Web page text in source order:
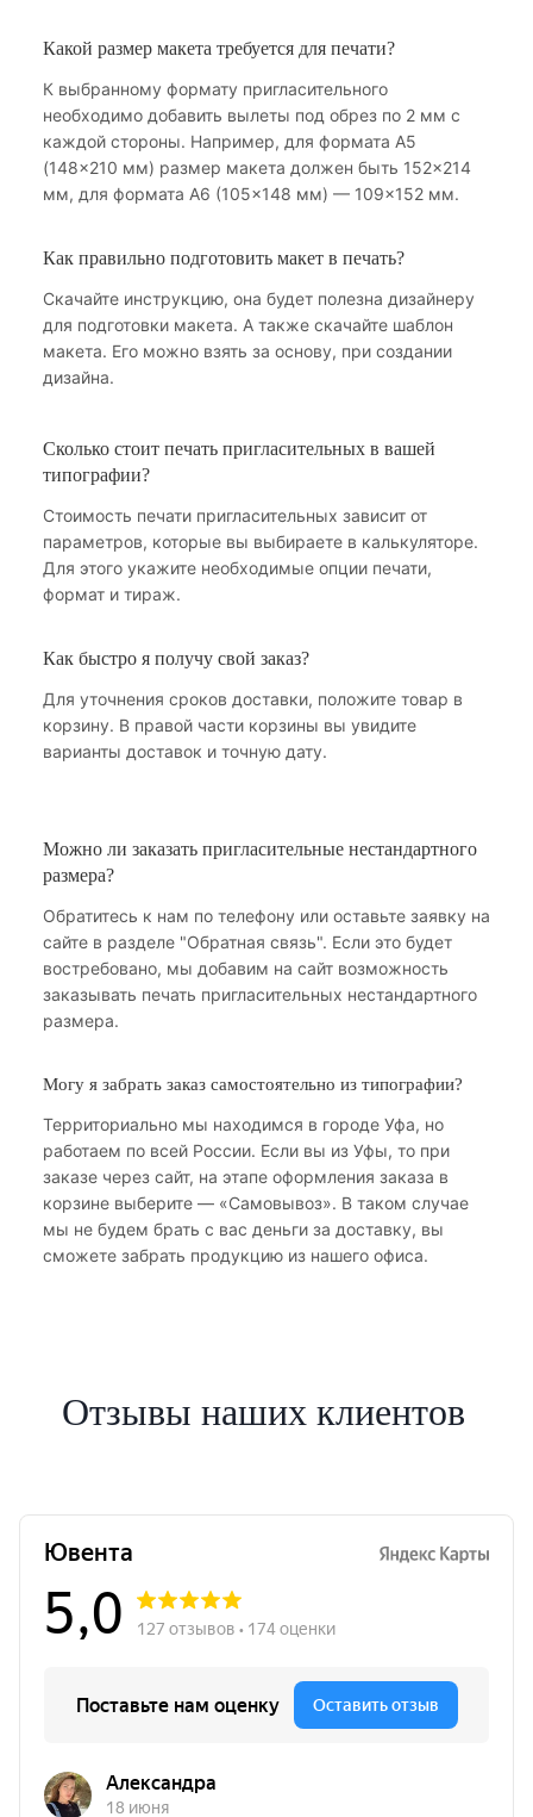
Какой размер макета требуется для печати?
К выбранному формату пригласительного
необходимо добавить вылеты под обрез по 2 мм с
каждой стороны. Например, для формата А5
(148×210 мм) размер макета должен быть 152×214
мм, для формата А6 (105×148 мм) — 109×152 мм.
Как правильно подготовить макет в печать?
Скачайте инструкцию, она будет полезна дизайнеру
для подготовки макета. А также скачайте шаблон
макета. Его можно взять за основу, при создании
дизайна.
Сколько стоит печать пригласительных в вашей
типографии?
Стоимость печати пригласительных зависит от
параметров, которые вы выбираете в калькуляторе.
Для этого укажите необходимые опции печати,
формат и тираж.
Как быстро я получу свой заказ?
Для уточнения сроков доставки, положите товар в
корзину. В правой части корзины вы увидите
варианты доставок и точную дату.
Можно ли заказать пригласительные нестандартного
размера?
Обратитесь к нам по телефону или оставьте заявку на
сайте в разделе "Обратная связь". Если это будет
востребовано, мы добавим на сайт возможность
заказывать печать пригласительных нестандартного
размера.
Могу я забрать заказ самостоятельно из типографии?
Территориально мы находимся в городе Уфа, но
работаем по всей России. Если вы из Уфы, то при
заказе через сайт, на этапе оформления заказа в
корзине выберите — «Самовывоз». В таком случае
мы не будем брать с вас деньги за доставку, вы
сможете забрать продукцию из нашего офиса.
Отзывы наших клиентов